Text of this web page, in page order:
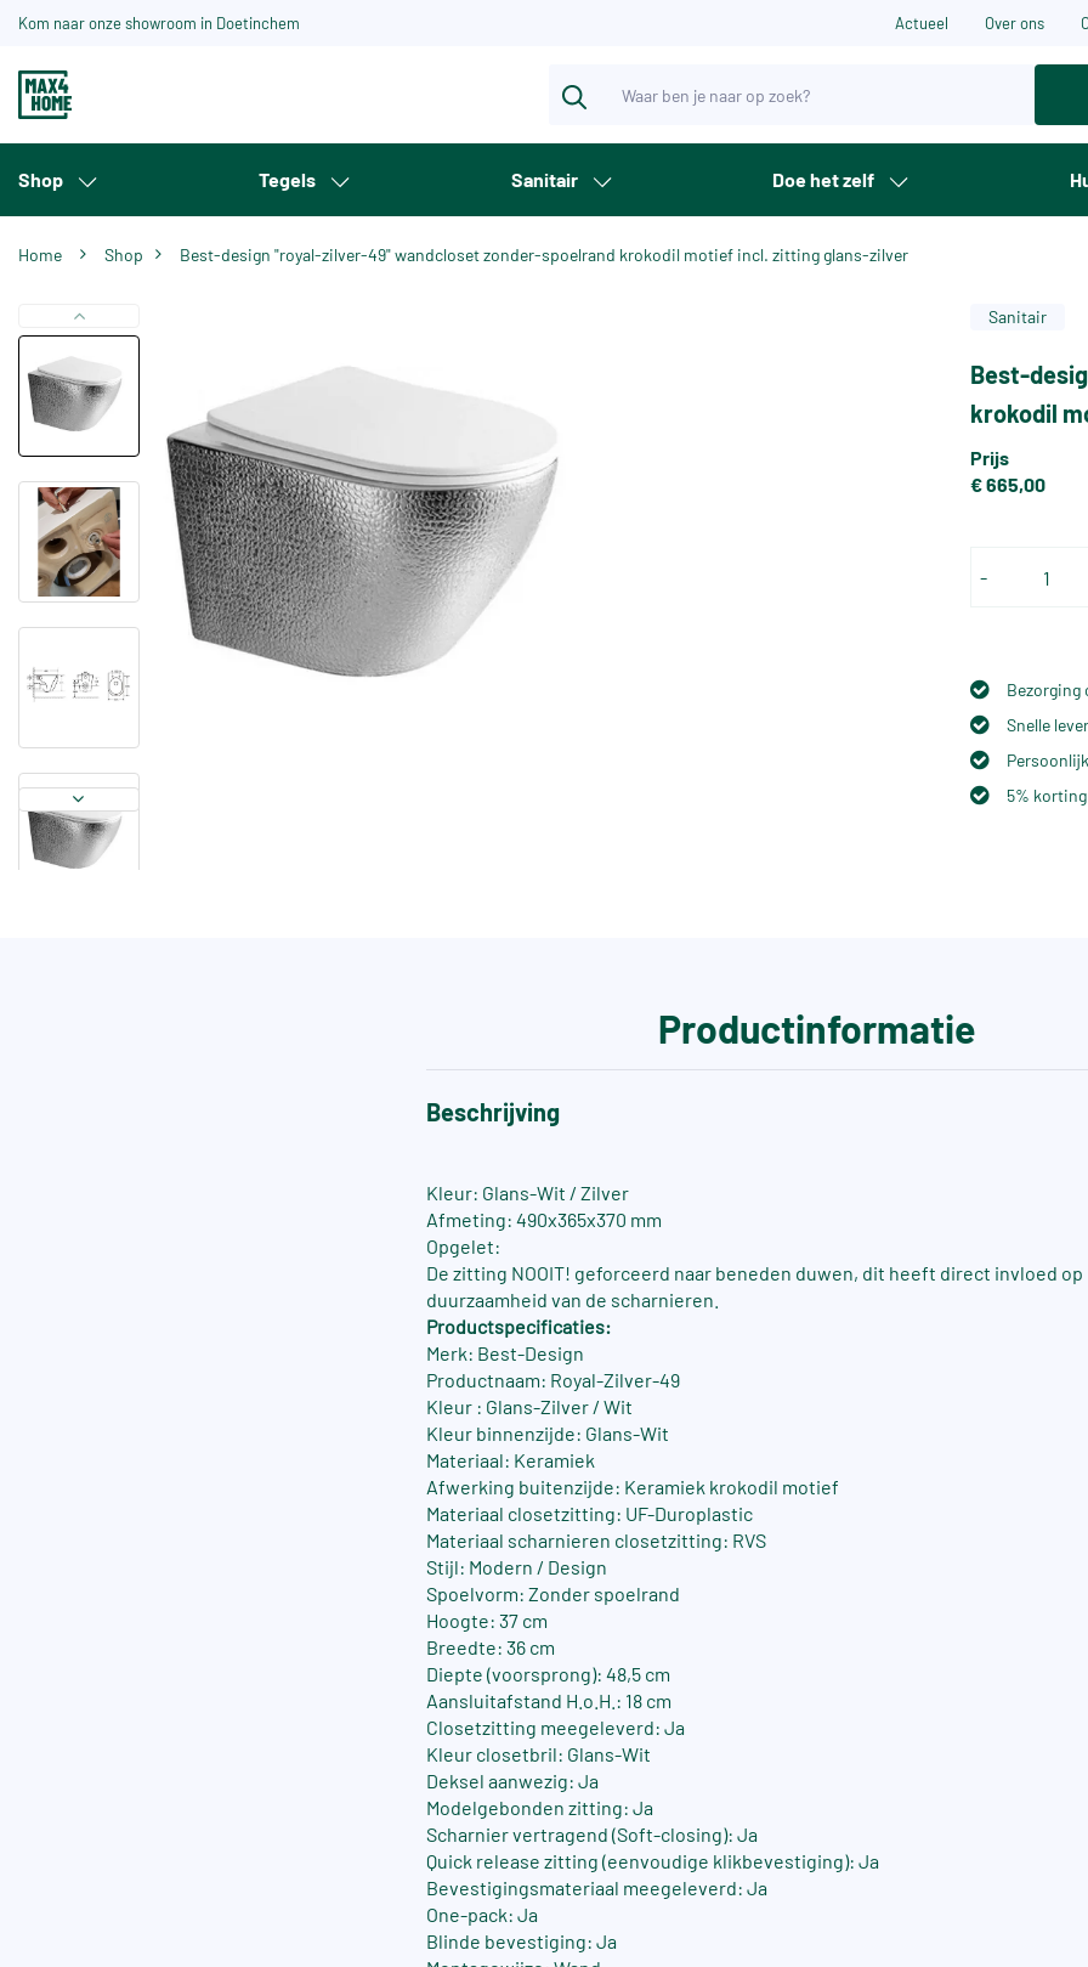
Kom naar onze showroom in Doetinchem Actueel Over ons
Shop Tegels Sanitair Doe het zelf
Home Shop Best-design "royal-zilver-49" wandcloset zonder-spoelrand krokodil motief incl. zitting glans-zilver
Sanitair
Best-
krokodil
Prijs
€ 665,00
-
Bezorging
Snelle
5%
Productinformatie
Beschrijving
Kleur: Glans-Wit / Zilver
Afmeting: 490x365x370 mm
Opgelet:
De zitting NOOIT! geforceerd naar beneden duwen, dit heeft direct invloed
duurzaamheid van de scharnieren.
Productspecificaties:
Merk: Best-Design
Productnaam: Royal-Zilver-49
Kleur : Glans-Zilver / Wit
Kleur binnenzijde: Glans-Wit
Materiaal: Keramiek
Afwerking buitenzijde: Keramiek krokodil motief
Materiaal closetzitting: UF-Duroplastic
Materiaal scharnieren closetzitting: RVS
Stijl: Modern / Design
Spoelvorm: Zonder spoelrand
Hoogte: 37 cm
Breedte: 36 cm
Diepte (voorsprong): 48,5 cm
Aansluitafstand H.o.H.: 18 cm
Closetzitting meegeleverd: Ja
Kleur closetbril: Glans-Wit
Deksel aanwezig: Ja
Modelgebonden zitting: Ja
Scharnier vertragend (Soft-closing): Ja
Quick release zitting (eenvoudige klikbevestiging): Ja
Bevestigingsmateriaal meegeleverd: Ja
One-pack: Ja
Blinde bevestiging: Ja